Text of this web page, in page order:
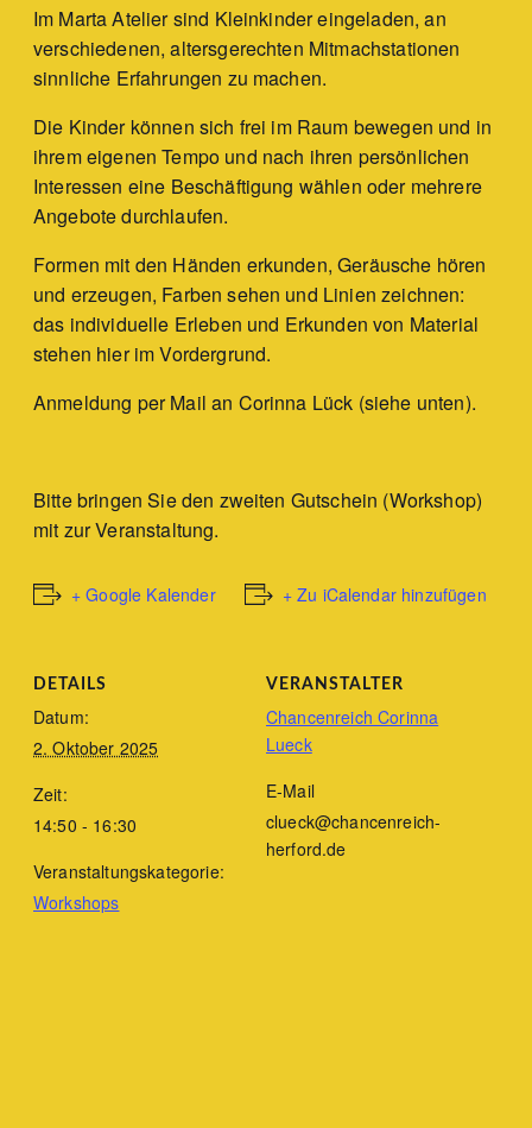
Im Marta Atelier sind Kleinkinder eingeladen, an
verschiedenen, altersgerechten Mitmachstationen
sinnliche Erfahrungen zu machen.
Die Kinder können sich frei im Raum bewegen und in
ihrem eigenen Tempo und nach ihren persönlichen
Interessen eine Beschäftigung wählen oder mehrere
Angebote durchlaufen.
Formen mit den Händen erkunden, Geräusche hören
und erzeugen, Farben sehen und Linien zeichnen:
das individuelle Erleben und Erkunden von Material
stehen hier im Vordergrund.
Anmeldung per Mail an Corinna Lück (siehe unten).
Bitte bringen Sie den zweiten Gutschein (Workshop)
mit zur Veranstaltung.
+ Google Kalender + Zu iCalendar hinzufügen
DETAILS
Datum:
2. Oktober 2025
Zeit:
14:50 - 16:30
Veranstaltungskategorie:
Workshops
VERANSTALTER
Chancenreich Corinna
Lueck
E-Mail
clueck@chancenreich-
herford.de